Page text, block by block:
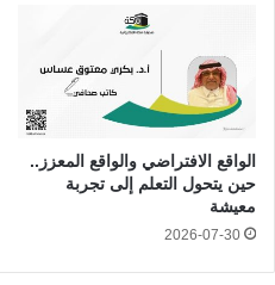
الواقع الافتراضي والواقع المعزز..
حين يتحول التعلم إلى تجربة
معيشة
2026-07-30